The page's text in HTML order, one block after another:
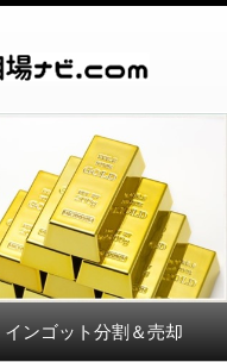
インゴット分割＆売却